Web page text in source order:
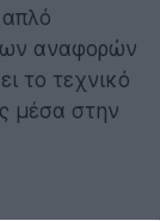
απλό
αναφορών
το τεχνικό
μέσα στην